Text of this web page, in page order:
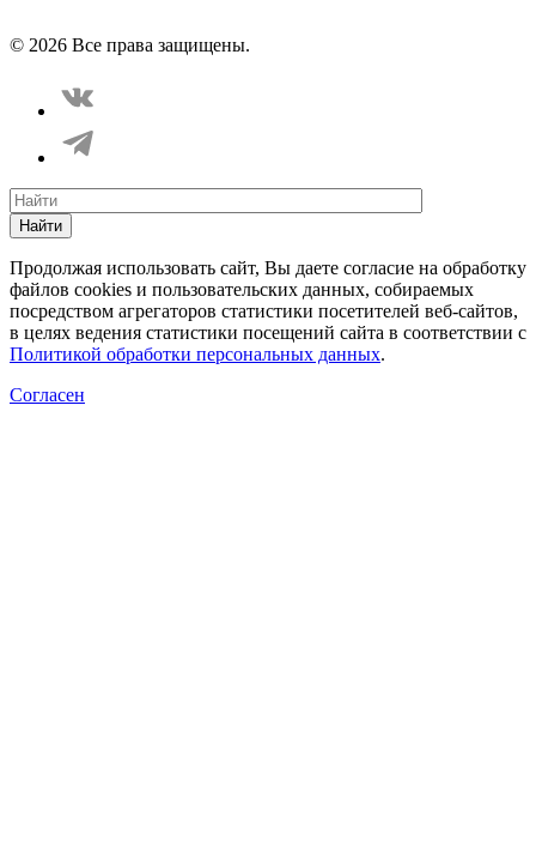
© 2026 Все права защищены.
Найти
Продолжая использовать сайт, Вы даете согласие на обработку
файлов cookies и пользовательских данных, собираемых
посредством агрегаторов статистики посетителей веб-сайтов,
в целях ведения статистики посещений сайта в соответствии с
Политикой обработки персональных данных.
Согласен